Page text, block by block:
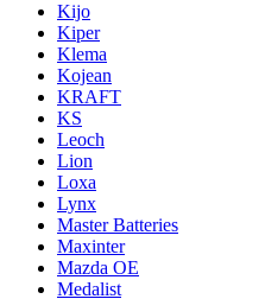
Kijo
Kiper
Klema
Kojean
KRAFT
KS
Leoch
Lion
Loxa
Lynx
Master Batteries
Maxinter
Mazda OE
Medalist